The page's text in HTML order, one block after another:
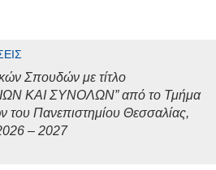
Σπουδών με τίτλο
ΚΑΙ ΣΥΝΟΛΩΝ” από το Τμήμα
του Πανεπιστημίου Θεσσαλίας,
– 2027